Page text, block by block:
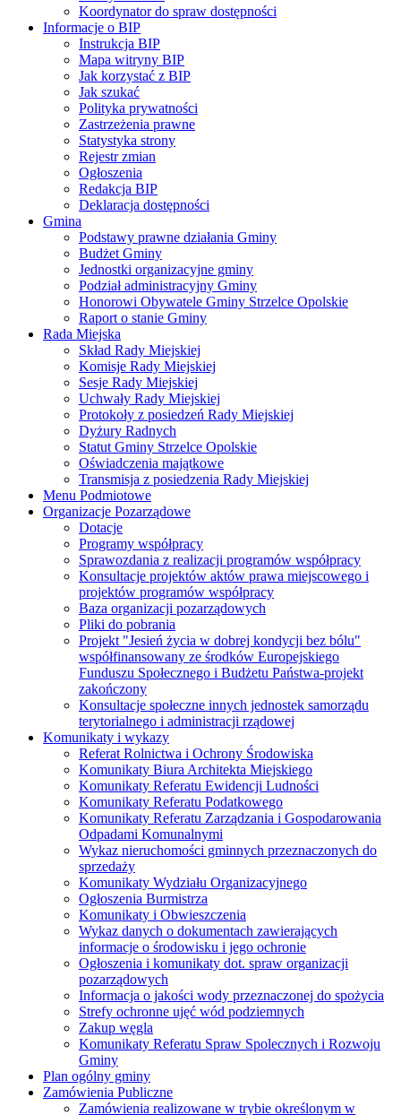
Koordynator do spraw dostępności
Informacje o BIP
Instrukcja BIP
Mapa witryny BIP
Jak korzystać z BIP
Jak szukać
Polityka prywatności
Zastrzeżenia prawne
Statystyka strony
Rejestr zmian
Ogłoszenia
Redakcja BIP
Deklaracja dostępności
Gmina
Podstawy prawne działania Gminy
Budżet Gminy
Jednostki organizacyjne gminy
Podział administracyjny Gminy
Honorowi Obywatele Gminy Strzelce Opolskie
Raport o stanie Gminy
Rada Miejska
Skład Rady Miejskiej
Komisje Rady Miejskiej
Sesje Rady Miejskiej
Uchwały Rady Miejskiej
Protokoły z posiedzeń Rady Miejskiej
Dyżury Radnych
Statut Gminy Strzelce Opolskie
Oświadczenia majątkowe
Transmisja z posiedzenia Rady Miejskiej
Menu Podmiotowe
Organizacje Pozarządowe
Dotacje
Programy współpracy
Sprawozdania z realizacji programów współpracy
Konsultacje projektów aktów prawa miejscowego i
projektów programów współpracy
Baza organizacji pozarządowych
Pliki do pobrania
Projekt "Jesień życia w dobrej kondycji bez bólu"
współfinansowany ze środków Europejskiego
Funduszu Społecznego i Budżetu Państwa-projekt
zakończony
Konsultacje społeczne innych jednostek samorządu
terytorialnego i administracji rządowej
Komunikaty i wykazy
Referat Rolnictwa i Ochrony Środowiska
Komunikaty Biura Architekta Miejskiego
Komunikaty Referatu Ewidencji Ludności
Komunikaty Referatu Podatkowego
Komunikaty Referatu Zarządzania i Gospodarowania
Odpadami Komunalnymi
Wykaz nieruchomości gminnych przeznaczonych do
sprzedaży
Komunikaty Wydziału Organizacyjnego
Ogłoszenia Burmistrza
Komunikaty i Obwieszczenia
Wykaz danych o dokumentach zawierających
informacje o środowisku i jego ochronie
Ogłoszenia i komunikaty dot. spraw organizacji
pozarządowych
Informacja o jakości wody przeznaczonej do spożycia
Strefy ochronne ujęć wód podziemnych
Zakup węgla
Komunikaty Referatu Spraw Spolecznych i Rozwoju
Gminy
Plan ogólny gminy
Zamówienia Publiczne
Zamówienia realizowane w trybie określonym w